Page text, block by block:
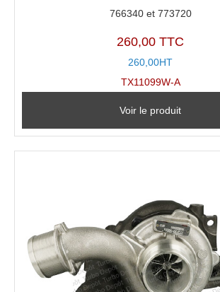
766340 et 773720
260,00 TTC
260,00HT
TX11099W-A
Voir le produit